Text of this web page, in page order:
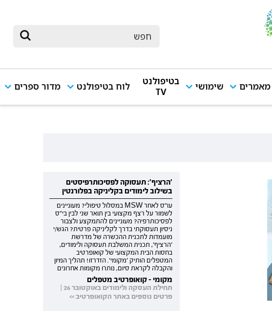
מאמרים שימושי
בטיפולנט
TV
לוח בטיפולנט מדור ספרים
'הרציף': תעסוקה לפסיכותרפיסטים
בשילוב לימודים בקליניקה בפלורנטין
עו"ס לאחר MSW במסלול טיפולי? מעוניינים
לשמור על רצף מקצועי בין תואר שני לבין בי"ס
לפסיכותרפיה? מעוניינים להתמקצע ולצבור
ניסיון תעסוקתי בדרך לקליניקה פרטית? הגש/י
מועמדות לתכנית ההכשרה של מדרשת
'הרציף', תכנית המשלבת תעסוקה ולימודים,
בחסות הבית המקצועי של קואופרטיב
המטפלים הותיק 'מקומי'. הזדרזו! תהליך המיון
והקבלה לקראת סיום, נותרו מקומות אחרונים
מקומי - קואופרטיב מטפלים
תחילת העסקה ולימודים באוקטובר 26 |
פרטים נוספים באתר הקואופרטיב >>